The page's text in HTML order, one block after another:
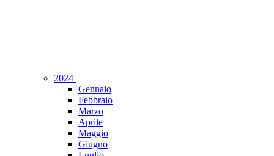
2024
Gennaio
Febbraio
Marzo
Aprile
Maggio
Giugno